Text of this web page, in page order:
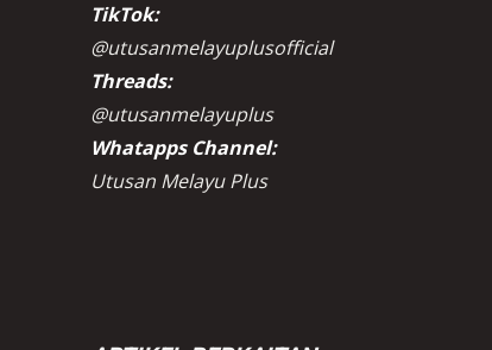
TikTok:
@utusanmelayuplusofficial
Threads:
@utusanmelayuplus
Whatapps Channel:
Utusan Melayu Plus